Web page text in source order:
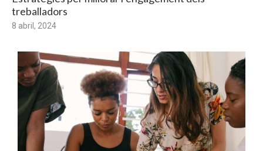
treballadors
8 abril, 2024